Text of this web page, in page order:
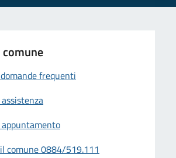
frequenti
comune 0884/519.111